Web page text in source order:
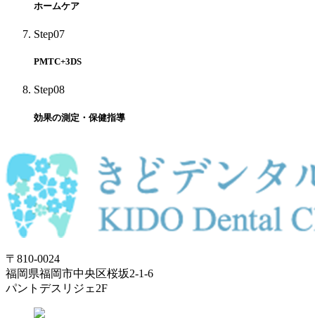
ホームケア
Step07
PMTC+3DS
Step08
効果の測定・保健指導
〒810-0024
福岡県福岡市中央区桜坂2-1-6
パントデスリジェ2F